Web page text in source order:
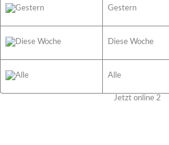
Gestern
Diese Woche
Alle
Jetzt online 2